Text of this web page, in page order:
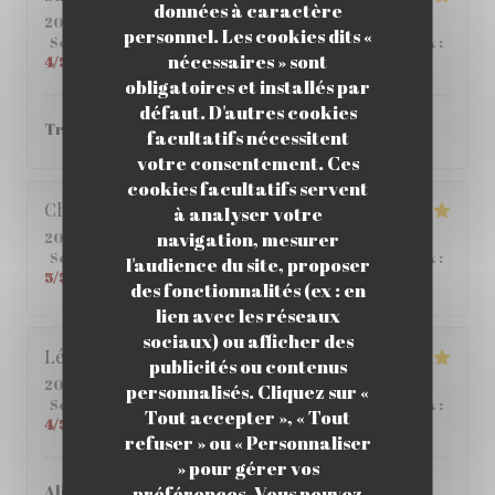
données à caractère
personnel. Les cookies dits «
nécessaires » sont
obligatoires et installés par
défaut. D'autres cookies
facultatifs nécessitent
votre consentement. Ces
cookies facultatifs servent
à analyser votre
navigation, mesurer
l'audience du site, proposer
des fonctionnalités (ex : en
lien avec les réseaux
sociaux) ou afficher des
publicités ou contenus
personnalisés. Cliquez sur «
Tout accepter », « Tout
refuser » ou « Personnaliser
» pour gérer vos
2026-06-01
- 12:00 - Couverts 6
Service
/5 Ambiance: 4/5 Cuisine:5/5 Qualité / Prix :
4/5
Très bon ! je vous le recommande.
Christophe
2026-05-25
- 12:45 - Couverts 2
Service
/5 Ambiance 5 Cuisine Qualité / Prix :
5/5
Léane
2026-05-14
- 20:00 - Couverts 2
Service
/5 Ambiance:5/5 Cuisine: 5/5 Qualité / Prix :
4/5